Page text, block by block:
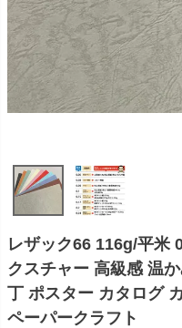
レザック66 116g/平米
クスチャー 高級感 温
丁 ポスター カタログ
ペーパークラフト